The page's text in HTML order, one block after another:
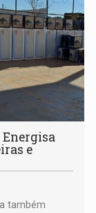
Energisa
e
também